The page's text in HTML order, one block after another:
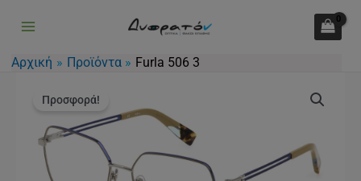
περιεχόμενο
Αρχική Προϊόντα Furla 506 3
Προσφορά!price
was:
151.00€.
τιμή
είναι:
113.00€.
ποσότητα
ποσότητα